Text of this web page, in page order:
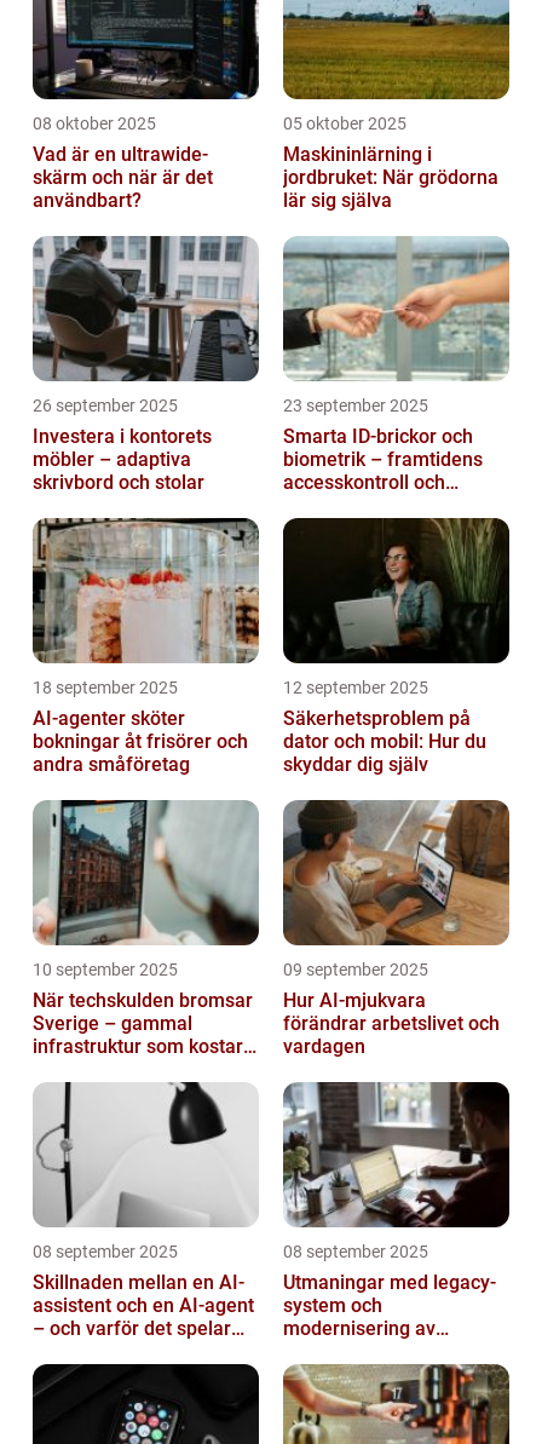
08 oktober 2025
Vad är en ultrawide-
skärm och när är det
användbart?
05 oktober 2025
Maskininlärning i
jordbruket: När grödorna
lär sig själva
26 september 2025
Investera i kontorets
möbler – adaptiva
skrivbord och stolar
23 september 2025
Smarta ID-brickor och
biometrik – framtidens
accesskontroll och
18 september 2025
AI-agenter sköter
bokningar åt frisörer och
andra småföretag
12 september 2025
Säkerhetsproblem på
dator och mobil: Hur du
skyddar dig själv
10 september 2025
När techskulden bromsar
Sverige – gammal
infrastruktur som kostar
09 september 2025
Hur AI-mjukvara
förändrar arbetslivet och
vardagen
08 september 2025
Skillnaden mellan en AI-
assistent och en AI-agent
– och varför det spelar
08 september 2025
Utmaningar med legacy-
system och
modernisering av